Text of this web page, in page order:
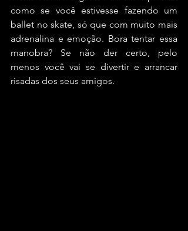
como se você estivesse fazendo um
ballet no skate, só que com muito mais
adrenalina e emoção. Bora tentar essa
manobra? Se não der certo, pelo
menos você vai se divertir e arrancar
risadas dos seus amigos.